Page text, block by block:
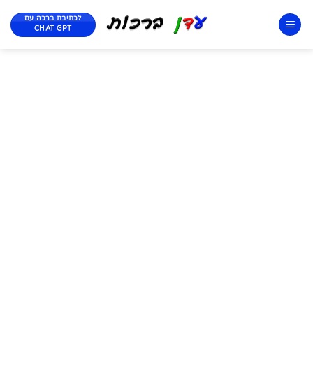
לכתיבת ברכה עם
CHAT GPT